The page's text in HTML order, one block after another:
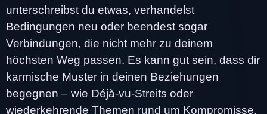
unterschreibst du etwas, verhandelst
Bedingungen neu oder beendest sogar
Verbindungen, die nicht mehr zu deinem
höchsten Weg passen. Es kann gut sein, dass dir
karmische Muster in deinen Beziehungen
begegnen – wie Déjà-vu-Streits oder
wiederkehrende Themen rund um Kompromisse.